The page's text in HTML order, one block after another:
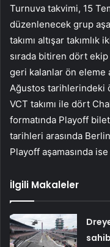
Turnuva takvimi, 15
düzenlenecek grup
takımı altışar takımlık
sırada bitiren dört
geri kalanlar ön eleme
Ağustos tarihlerindeki
VCT takımı ile dört
formatında Playoff
tarihleri arasında
Playoff aşamasında
İlgili Makaleler